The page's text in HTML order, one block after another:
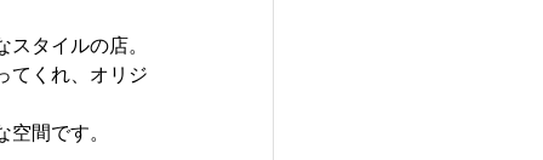
タイルの店。
てくれ、オリジ
間です。